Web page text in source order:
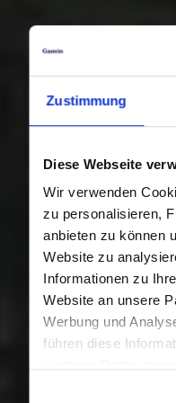
Zustimmung
Diese Webseite
Wir verwenden
zu personalisieren,
anbieten zu können
Website zu
Informationen zu
Website an unsere
Werbung und
führen diese